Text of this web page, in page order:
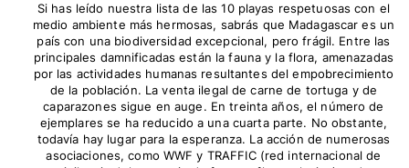
Si has leído nuestra lista de las 10 playas respetuosas con el
medio ambiente más hermosas, sabrás que Madagascar es un
país con una biodiversidad excepcional, pero frágil. Entre las
principales damnificadas están la fauna y la flora, amenazadas
por las actividades humanas resultantes del empobrecimiento
de la población. La venta ilegal de carne de tortuga y de
caparazones sigue en auge. En treinta años, el número de
ejemplares se ha reducido a una cuarta parte. No obstante,
todavía hay lugar para la esperanza. La acción de numerosas
asociaciones, como WWF y TRAFFIC (red internacional de